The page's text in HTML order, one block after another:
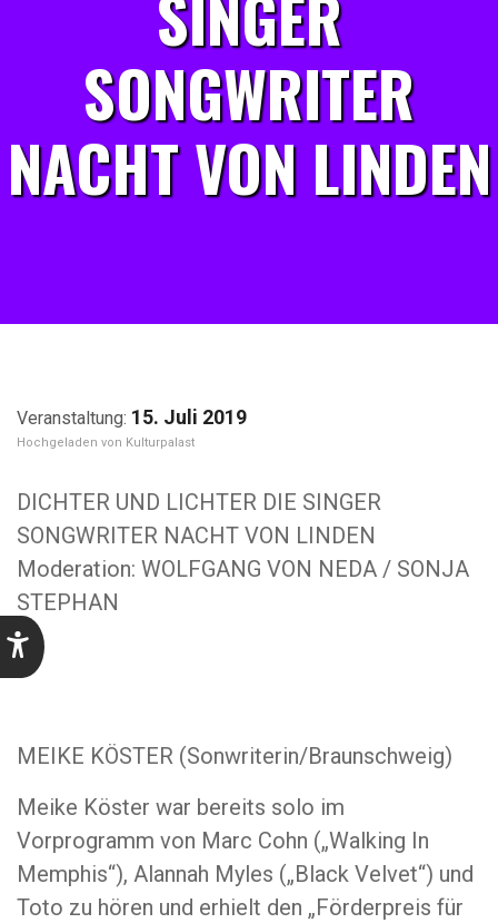
SONGWRITER
NACHT VON LINDEN
15. Juli 2019
Kulturpalast
DICHTER UND LICHTER DIE SINGER
SONGWRITER NACHT VON LINDEN
Moderation: WOLFGANG VON NEDA / SONJA
STEPHAN
MEIKE KÖSTER (Sonwriterin/Braunschweig)
Meike Köster war bereits solo im
Vorprogramm von Marc Cohn („Walking In
Memphis“), Alannah Myles („Black Velvet“) und
Toto zu hören und erhielt den „Förderpreis für